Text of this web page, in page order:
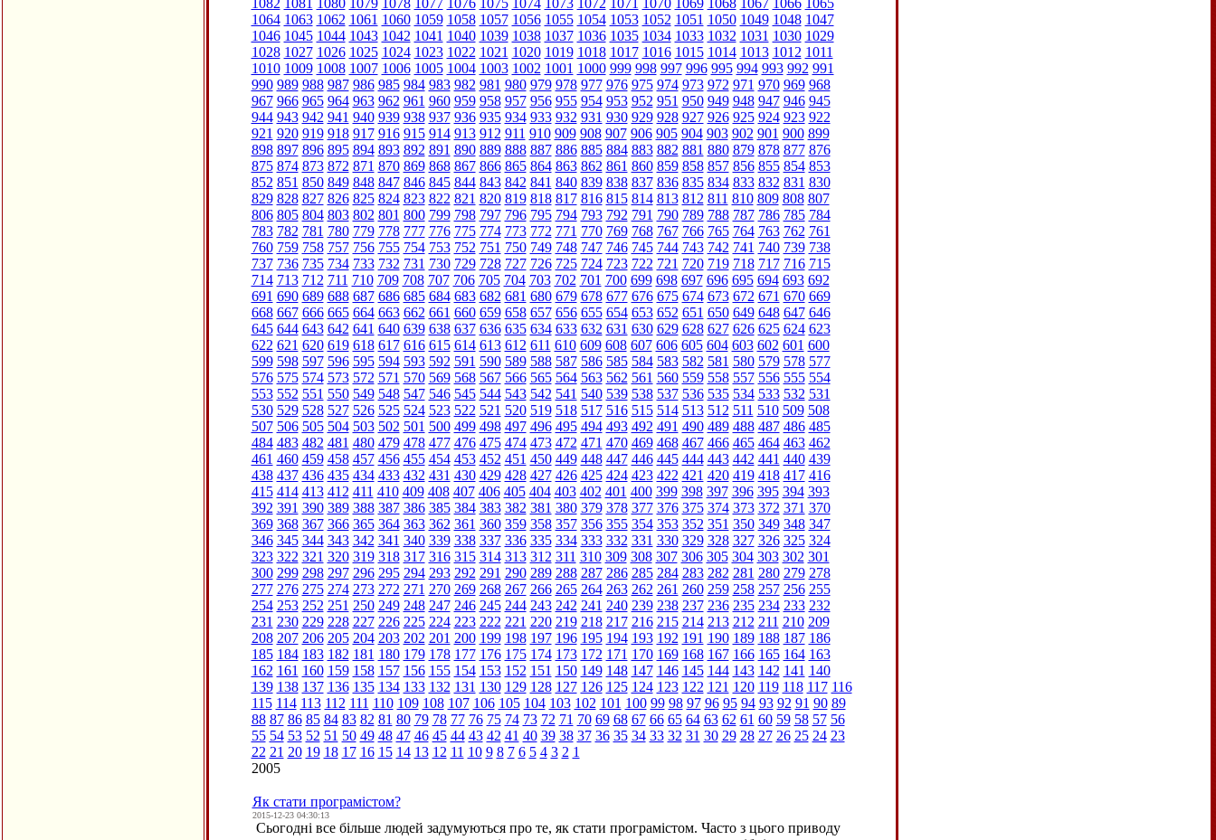
1064 1063 1062 1061 1060 1059 1058 1057 1056 1055 1054 1053 1052 1051 1050 1049 1048 1047
1046 1045 1044 1043 1042 1041 1040 1039 1038 1037 1036 1035 1034 1033 1032 1031 1030 1029
1028 1027 1026 1025 1024 1023 1022 1021 1020 1019 1018 1017 1016 1015 1014 1013 1012 1011
1010 1009 1008 1007 1006 1005 1004 1003 1002 1001 1000 999 998 997 996 995 994 993 992 991
990 989 988 987 986 985 984 983 982 981 980 979 978 977 976 975 974 973 972 971 970 969 968
967 966 965 964 963 962 961 960 959 958 957 956 955 954 953 952 951 950 949 948 947 946 945
944 943 942 941 940 939 938 937 936 935 934 933 932 931 930 929 928 927 926 925 924 923 922
921 920 919 918 917 916 915 914 913 912 911 910 909 908 907 906 905 904 903 902 901 900 899
898 897 896 895 894 893 892 891 890 889 888 887 886 885 884 883 882 881 880 879 878 877 876
875 874 873 872 871 870 869 868 867 866 865 864 863 862 861 860 859 858 857 856 855 854 853
852 851 850 849 848 847 846 845 844 843 842 841 840 839 838 837 836 835 834 833 832 831 830
829 828 827 826 825 824 823 822 821 820 819 818 817 816 815 814 813 812 811 810 809 808 807
806 805 804 803 802 801 800 799 798 797 796 795 794 793 792 791 790 789 788 787 786 785 784
783 782 781 780 779 778 777 776 775 774 773 772 771 770 769 768 767 766 765 764 763 762 761
760 759 758 757 756 755 754 753 752 751 750 749 748 747 746 745 744 743 742 741 740 739 738
737 736 735 734 733 732 731 730 729 728 727 726 725 724 723 722 721 720 719 718 717 716 715
714 713 712 711 710 709 708 707 706 705 704 703 702 701 700 699 698 697 696 695 694 693 692
691 690 689 688 687 686 685 684 683 682 681 680 679 678 677 676 675 674 673 672 671 670 669
668 667 666 665 664 663 662 661 660 659 658 657 656 655 654 653 652 651 650 649 648 647 646
645 644 643 642 641 640 639 638 637 636 635 634 633 632 631 630 629 628 627 626 625 624 623
622 621 620 619 618 617 616 615 614 613 612 611 610 609 608 607 606 605 604 603 602 601 600
599 598 597 596 595 594 593 592 591 590 589 588 587 586 585 584 583 582 581 580 579 578 577
576 575 574 573 572 571 570 569 568 567 566 565 564 563 562 561 560 559 558 557 556 555 554
553 552 551 550 549 548 547 546 545 544 543 542 541 540 539 538 537 536 535 534 533 532 531
530 529 528 527 526 525 524 523 522 521 520 519 518 517 516 515 514 513 512 511 510 509 508
507 506 505 504 503 502 501 500 499 498 497 496 495 494 493 492 491 490 489 488 487 486 485
484 483 482 481 480 479 478 477 476 475 474 473 472 471 470 469 468 467 466 465 464 463 462
461 460 459 458 457 456 455 454 453 452 451 450 449 448 447 446 445 444 443 442 441 440 439
438 437 436 435 434 433 432 431 430 429 428 427 426 425 424 423 422 421 420 419 418 417 416
415 414 413 412 411 410 409 408 407 406 405 404 403 402 401 400 399 398 397 396 395 394 393
392 391 390 389 388 387 386 385 384 383 382 381 380 379 378 377 376 375 374 373 372 371 370
369 368 367 366 365 364 363 362 361 360 359 358 357 356 355 354 353 352 351 350 349 348 347
346 345 344 343 342 341 340 339 338 337 336 335 334 333 332 331 330 329 328 327 326 325 324
323 322 321 320 319 318 317 316 315 314 313 312 311 310 309 308 307 306 305 304 303 302 301
300 299 298 297 296 295 294 293 292 291 290 289 288 287 286 285 284 283 282 281 280 279 278
277 276 275 274 273 272 271 270 269 268 267 266 265 264 263 262 261 260 259 258 257 256 255
254 253 252 251 250 249 248 247 246 245 244 243 242 241 240 239 238 237 236 235 234 233 232
231 230 229 228 227 226 225 224 223 222 221 220 219 218 217 216 215 214 213 212 211 210 209
208 207 206 205 204 203 202 201 200 199 198 197 196 195 194 193 192 191 190 189 188 187 186
185 184 183 182 181 180 179 178 177 176 175 174 173 172 171 170 169 168 167 166 165 164 163
162 161 160 159 158 157 156 155 154 153 152 151 150 149 148 147 146 145 144 143 142 141 140
139 138 137 136 135 134 133 132 131 130 129 128 127 126 125 124 123 122 121 120 119 118 117 116
115 114 113 112 111 110 109 108 107 106 105 104 103 102 101 100 99 98 97 96 95 94 93 92 91 90 89
88 87 86 85 84 83 82 81 80 79 78 77 76 75 74 73 72 71 70 69 68 67 66 65 64 63 62 61 60 59 58 57 56
55 54 53 52 51 50 49 48 47 46 45 44 43 42 41 40 39 38 37 36 35 34 33 32 31 30 29 28 27 26 25 24 23
22 21 20 19 18 17 16 15 14 13 12 11 10 9 8 7 6 5 4 3 2 1
2005
Як стати програмістом?
2015-12-23 04:30:13
Сьогодні все більше людей задумуються про те, як стати програмістом. Часто з цього приводу